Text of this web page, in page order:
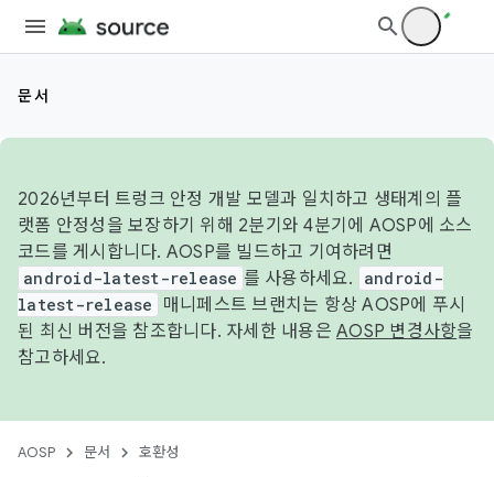
문서
2026년부터 트렁크 안정 개발 모델과 일치하고 생태계의 플
랫폼 안정성을 보장하기 위해 2분기와 4분기에 AOSP에 소스
코드를 게시합니다. AOSP를 빌드하고 기여하려면
android-latest-release 를 사용하세요.
android-
latest-release
매니페스트 브랜치는 항상 AOSP에 푸시
된 최신 버전을 참조합니다. 자세한 내용은 AOSP 변경사항을
참고하세요.
AOSP 문서 호환성